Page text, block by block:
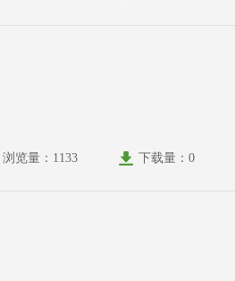
浏览量：1133 下载量：0